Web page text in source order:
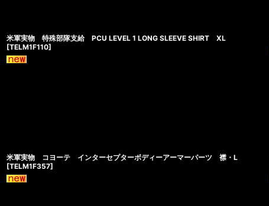
米軍実物 特殊部隊支給 PCU LEVEL 1 LONG SLEEVE SHIRT XL
[TELM1F110]
米軍実物 コヨーテ インターセプターボディーアーマーパーツ 襟・L
[TELM1F357]